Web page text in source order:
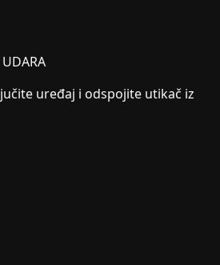
uređaj i odspojite utikač iz